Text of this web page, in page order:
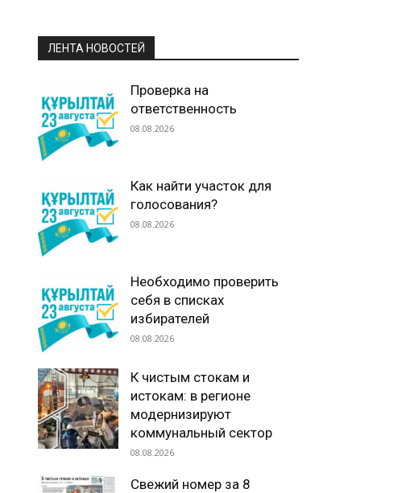
ЛЕНТА НОВОСТЕЙ
Проверка на
ответственность
08.08.2026
Как найти участок для
голосования?
08.08.2026
Необходимо проверить
себя в списках
избирателей
08.08.2026
К чистым стокам и
истокам: в регионе
модернизируют
коммунальный сектор
08.08.2026
Свежий номер за 8